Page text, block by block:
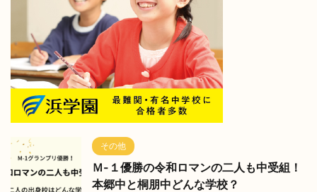
その他
Ｍ-１優勝の令和ロマンの二人も中受組！
本郷中と桐朋中どんな学校？